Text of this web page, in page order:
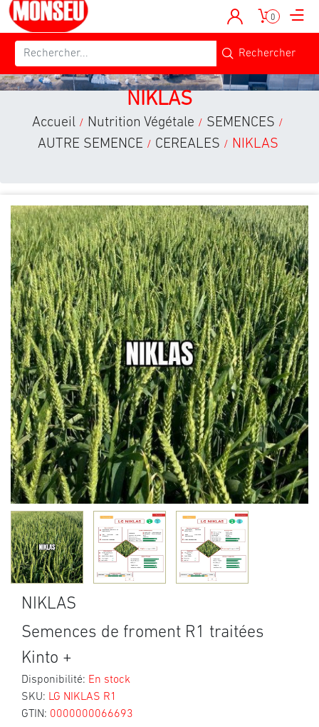
0
NIKLAS
Accueil / Nutrition Végétale / SEMENCES /
AUTRE SEMENCE / CEREALES / NIKLAS
NIKLAS
Semences de froment R1 traitées
Kinto +
Disponibilité: En stock
SKU: LG NIKLAS R1
GTIN: 0000000066693